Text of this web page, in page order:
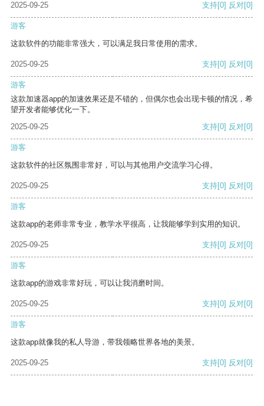
2025-09-25 支持[0] 反对[0]
游客
这款软件的功能非常强大，可以满足我日常使用的需求。
2025-09-25 支持[0] 反对[0]
游客
这款加速器app的加速效果还是不错的，但偶尔也会出现卡顿的情况，希
望开发者能够优化一下。
2025-09-25
支持[0] 反对[0]
游客
这款软件的社区氛围非常好，可以与其他用户交流学习心得。
2025-09-25 支持[0] 反对[0]
游客
这款app的老师非常专业，教学水平很高，让我能够学到实用的知识。
2025-09-25 支持[0] 反对[0]
游客
这款app的游戏非常好玩，可以让我消磨时间。
2025-09-25 支持[0] 反对[0]
游客
这款app就像我的私人导游，带我领略世界各地的美景。
2025-09-25 支持[0] 反对[0]